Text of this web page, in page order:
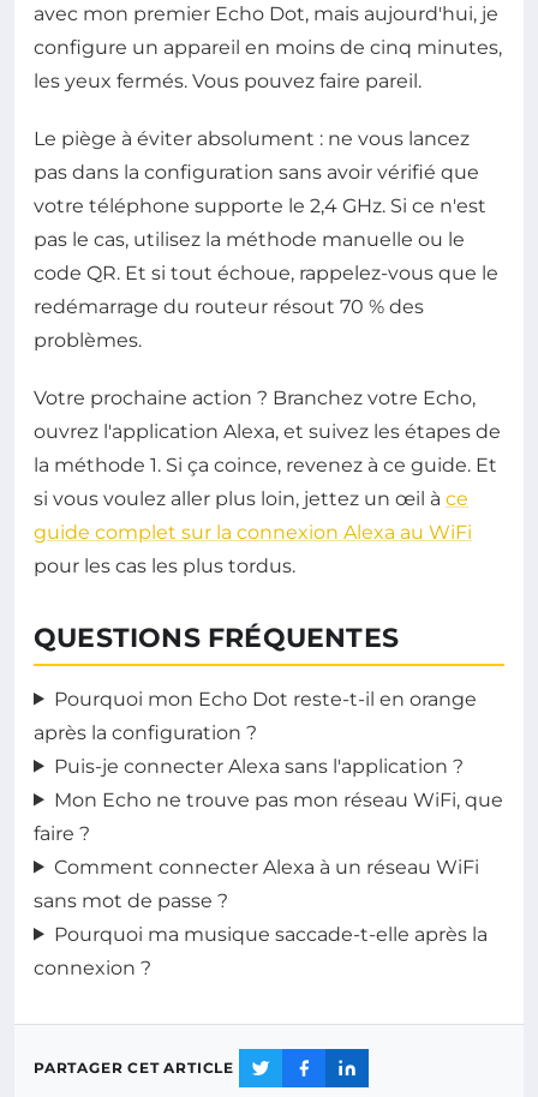
avec mon premier Echo Dot, mais aujourd'hui, je
configure un appareil en moins de cinq minutes,
les yeux fermés. Vous pouvez faire pareil.
Le piège à éviter absolument : ne vous lancez
pas dans la configuration sans avoir vérifié que
votre téléphone supporte le 2,4 GHz. Si ce n'est
pas le cas, utilisez la méthode manuelle ou le
code QR. Et si tout échoue, rappelez-vous que le
redémarrage du routeur résout 70 % des
problèmes.
Votre prochaine action ? Branchez votre Echo,
ouvrez l'application Alexa, et suivez les étapes de
la méthode 1. Si ça coince, revenez à ce guide. Et
si vous voulez aller plus loin, jettez un œil à ce
guide complet sur la connexion Alexa au WiFi
pour les cas les plus tordus.
QUESTIONS FRÉQUENTES
Pourquoi mon Echo Dot reste-t-il en orange
après la configuration ?
Puis-je connecter Alexa sans l'application ?
Mon Echo ne trouve pas mon réseau WiFi, que
faire ?
Comment connecter Alexa à un réseau WiFi
sans mot de passe ?
Pourquoi ma musique saccade-t-elle après la
connexion ?
PARTAGER CET ARTICLE